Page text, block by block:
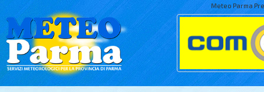
Meteo Parma